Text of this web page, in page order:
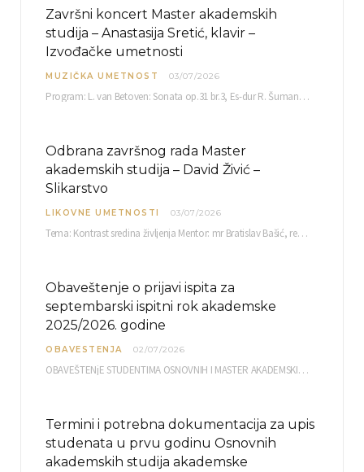
Završni koncert Master akademskih
studija – Anastasija Sretić, klavir –
Izvođačke umetnosti
MUZIČKA UMETNOST 03/07/2026
Program: L. van Betoven: Sonata op.31 br.3, Es-dur R. Šuman: Bečki karneval op.26 K. Debisi:…
Odbrana završnog rada Master
akademskih studija – David Živić –
Slikarstvo
LIKOVNE UMETNOSTI 03/07/2026
Tema: Kontrast sredina življenja Mentor: mr Bratislav Bašić, redovni profesor Sreda, 08.07.2026. u…
Obaveštenje o prijavi ispita za
septembarski ispitni rok akademske
2025/2026. godine
OBAVESTENJA 02/07/2026
OBAVEŠTENjE STUDENTIMA OSNOVNIH I MASTER AKADEMSKIH STUDIJA ELEKTRONSKA PRIJAVA ISPITA za septembarski ispitni rok za…
Termini i potrebna dokumentacija za upis
studenata u prvu godinu Osnovnih
akademskih studija akademske